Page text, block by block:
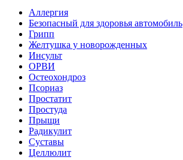
Аллергия
Безопасный для здоровья автомобиль
Грипп
Желтушка у новорожденных
Инсульт
ОРВИ
Остеохондроз
Пcориаз
Простатит
Простуда
Прыщи
Радикулит
Суставы
Целлюлит